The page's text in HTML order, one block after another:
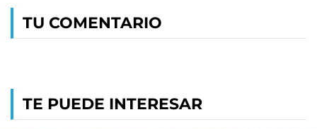
TU COMENTARIO
TE PUEDE INTERESAR